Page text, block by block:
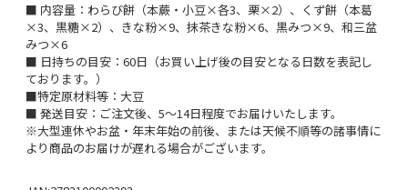
■ 内容量：わらび餅（本蕨・小豆×各3、栗×2）、くず餅（本葛
×3、黒糖×2）、きな粉×9、抹茶きな粉×6、黒みつ×9、和三盆
みつ×6
■ 日持ちの目安：60日（お買い上げ後の目安となる日数を表記し
ております。）
■特定原材料等：大豆
■ 発送目安：ご注文後、5～14日程度でお届けいたします。
※大型連休やお盆・年末年始の前後、または天候不順等の諸事情に
より商品のお届けが遅れる場合がございます。